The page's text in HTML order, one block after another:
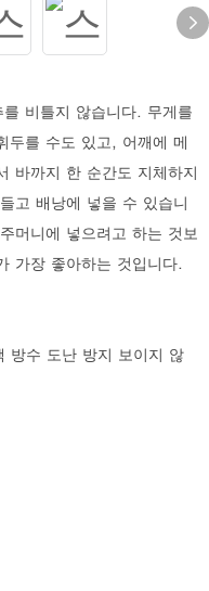
비틀지 않습니다. 무게를
두를 수도 있고, 어깨에 메
바까지 한 순간도 지체하지
고 배낭에 넣을 수 있습니
머니에 넣으려고 하는 것보
가장 좋아하는 것입니다.
방수 도난 방지 보이지 않